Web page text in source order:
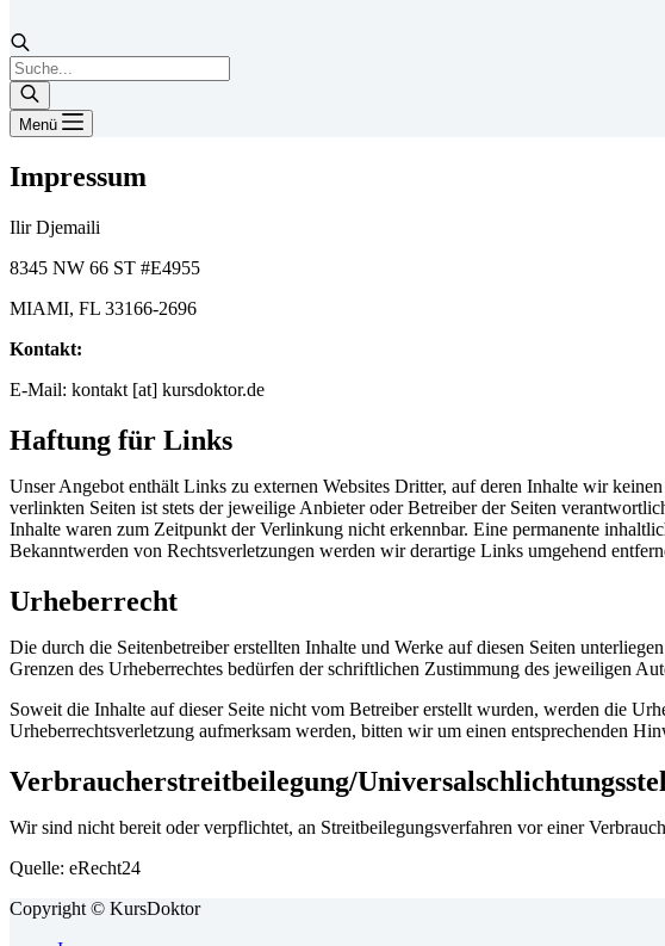
Products
search
Menü
Impressum
Ilir Djemaili
8345 NW 66 ST #E4955
MIAMI, FL 33166-2696
Kontakt:
E-Mail: kontakt [at] kursdoktor.de
Haftung für Links
Unser Angebot enthält Links zu externen Websites Dritter, auf deren Inhalte wir
verlinkten Seiten ist stets der jeweilige Anbieter oder Betreiber der Seiten
Inhalte waren zum Zeitpunkt der Verlinkung nicht erkennbar. Eine permanente
Bekanntwerden von Rechtsverletzungen werden wir derartige Links umgehend
Urheberrecht
Die durch die Seitenbetreiber erstellten Inhalte und Werke auf diesen Seiten
Grenzen des Urheberrechtes bedürfen der schriftlichen Zustimmung des jeweiligen
Soweit die Inhalte auf dieser Seite nicht vom Betreiber erstellt wurden, werden die
Urheberrechtsverletzung aufmerksam werden, bitten wir um einen entsprechenden
Verbraucherstreitbeilegung/
Wir sind nicht bereit oder verpflichtet, an Streitbeilegungsverfahren vor einer
Quelle: eRecht24
Copyright © KursDoktor